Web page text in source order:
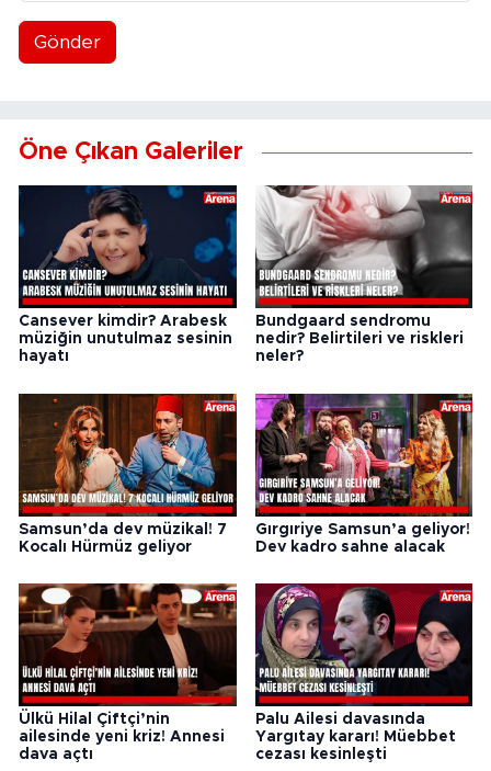
Gönder
Öne Çıkan Galeriler
Cansever kimdir? Arabesk
müziğin unutulmaz sesinin
hayatı
Bundgaard sendromu
nedir? Belirtileri ve riskleri
neler?
Samsun’da dev müzikal! 7
Kocalı Hürmüz geliyor
Gırgıriye Samsun’a geliyor!
Dev kadro sahne alacak
Ülkü Hilal Çiftçi’nin
ailesinde yeni kriz! Annesi
dava açtı
Palu Ailesi davasında
Yargıtay kararı! Müebbet
cezası kesinleşti